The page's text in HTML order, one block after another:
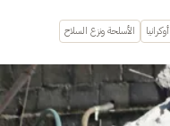
أوكرانيا الأسلحة ونزع السلاح